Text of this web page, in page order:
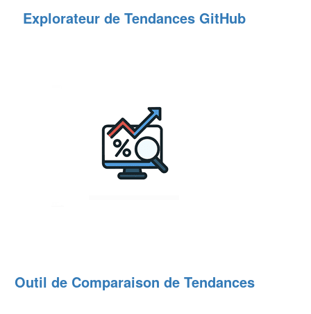
Explorateur de Tendances GitHub
Outil de Comparaison de Tendances